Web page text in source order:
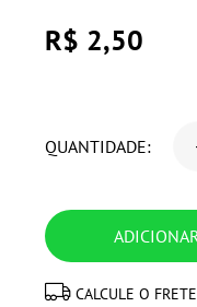
R$ 2,50
QUANTIDADE:
CALCULE O FRETE